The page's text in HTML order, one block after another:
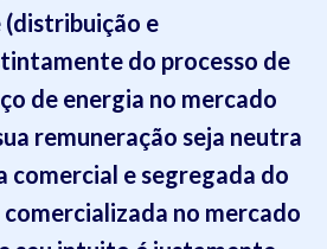
(distribuição e
do processo de
de energia no mercado
remuneração seja neutra
comercial e segregada do
no mercado